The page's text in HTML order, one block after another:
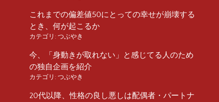
これまでの偏差値50にとっての幸せが崩壊する
とき、何が起こるか
カテゴリ: つぶやき
今、「身動きが取れない」と感じてる人のため
の独自企画を紹介
カテゴリ: つぶやき
20代以降、性格の良し悪しは配偶者・パートナ